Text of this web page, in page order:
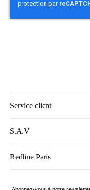
Service client
S.A.V
Redline Paris